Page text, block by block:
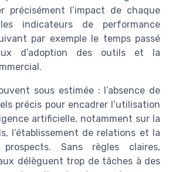
précisément l’impact de chaque
indicateurs de performance
par exemple le temps passé
d’adoption des outils et la
sous estimée : l’absence de
précis pour encadrer l’utilisation
artificielle, notamment sur la
l’établissement de relations et la
Sans règles claires,
délèguent trop de tâches à des